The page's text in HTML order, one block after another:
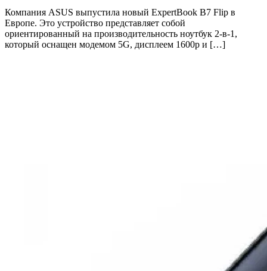
Компания ASUS выпустила новый ExpertBook B7 Flip в
Европе. Это устройство представляет собой
ориентированный на производительность ноутбук 2-в-1,
который оснащен модемом 5G, дисплеем 1600p и […]